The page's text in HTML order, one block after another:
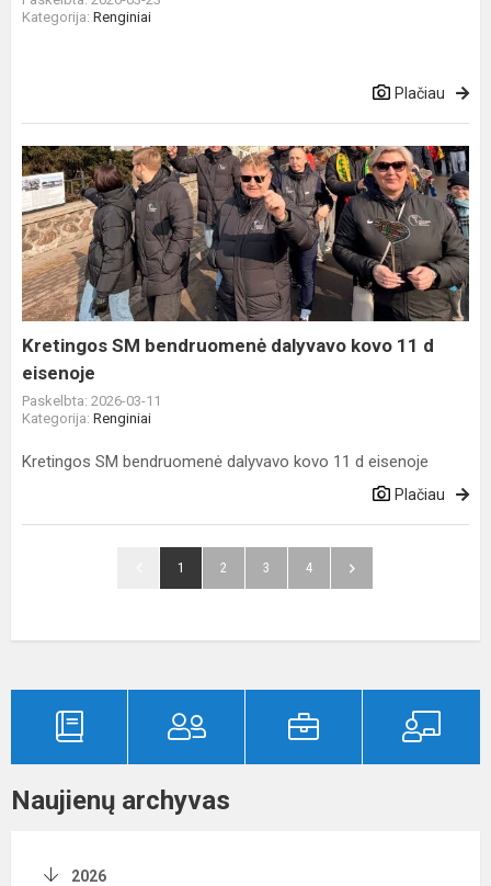
Kategorija: Renginiai
Plačiau
Kretingos
SM
bendruomenė
dalyvavo
kovo
11
d
eisenoje
Kretingos SM bendruomenė dalyvavo kovo 11 d
eisenoje
Paskelbta: 2026-03-11
Kategorija: Renginiai
Kretingos SM bendruomenė dalyvavo kovo 11 d eisenoje
Plačiau
1 2 3 4
Naujienų archyvas
2026